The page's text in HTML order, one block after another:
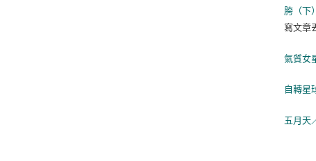
胯（下
寫文章
氣質女
自轉星
五月天